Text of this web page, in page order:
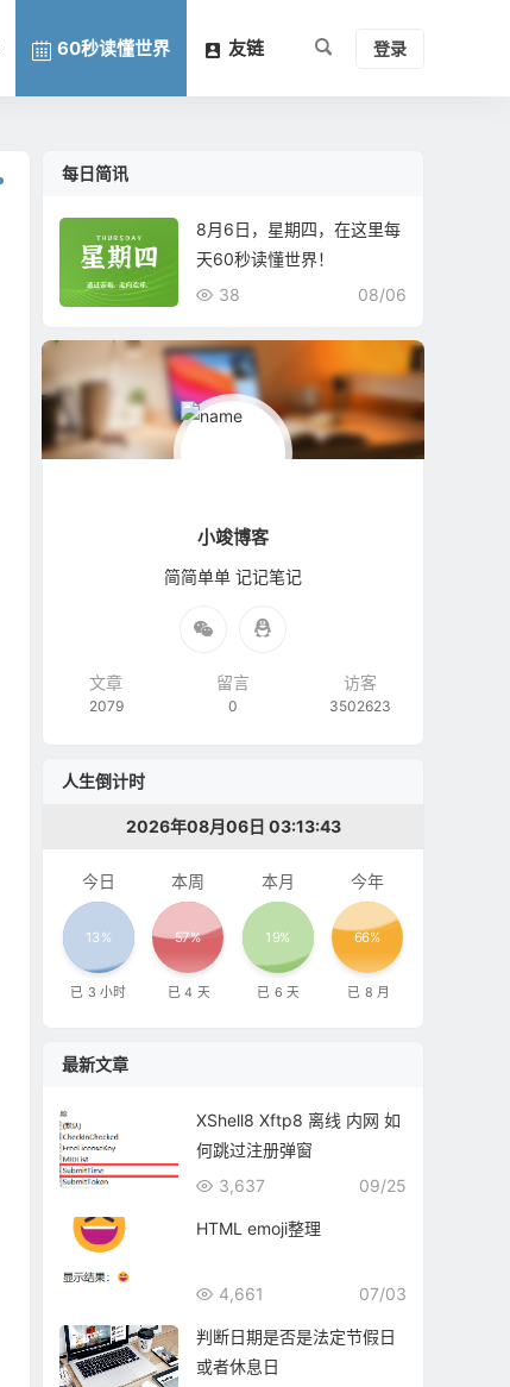
60秒读懂世界 友链 登录
每日简讯
8月6日，星期四，在这里每
天60秒读懂世界！
08/06
38
小竣博客
简简单单 记记笔记
文章
2079
留言
0
访客
3502623
人生倒计时
2026年08月06日 03:13:44
今日
13%
已 3 小时
本周
57%
已 4 天
本月
19%
已 6 天
今年
66%
已 8 月
最新文章
XShell8 Xftp8 离线 内网 如
何跳过注册弹窗
09/25
3,637
HTML emoji整理
07/03
4,661
判断日期是否是法定节假日
或者休息日